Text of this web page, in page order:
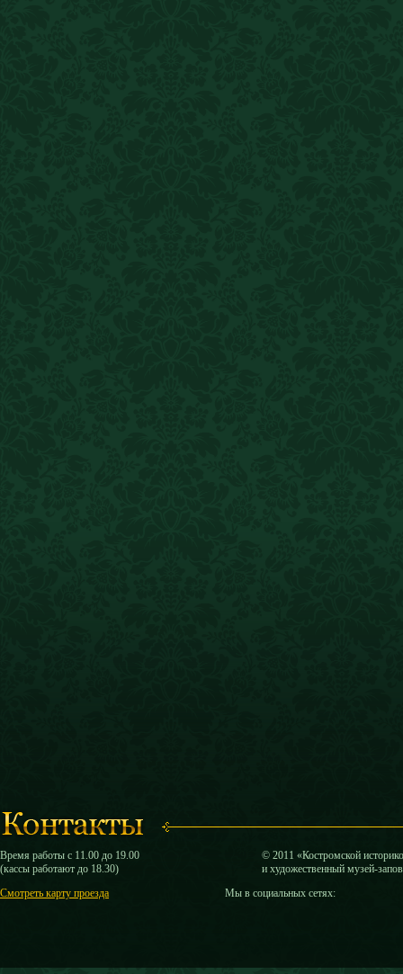
Время работы с 11.00 до 19.00
(кассы работают до 18.30)
Смотреть карту проезда
© 2011 «Костромской
и художественный музей-
Мы в социальных сетях: